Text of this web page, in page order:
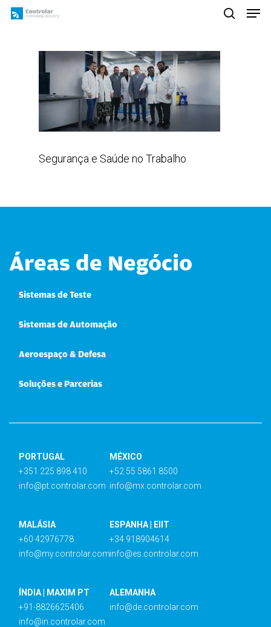
Skip
Segurança e Saúde no Trabalho
Áreas de Negócio
Sistemas de Teste
Sistemas de Automação
Aeroespaço & Defesa
Soluções e Parcerias
PORTUGAL
+351 225 898 410
info@pt.controlar.com
MÉXICO
+52 55 5861 8500
info@mx.controlar.com
MALÁSIA
+60 42976778
info@my.controlar.com
ESPANHA | EIIT
+34 918904614
info@es.controlar.com
ÍNDIA | MAXIM PT
+91-8826625406
info@in.controlar.com
ALEMANHA
info@de.controlar.com